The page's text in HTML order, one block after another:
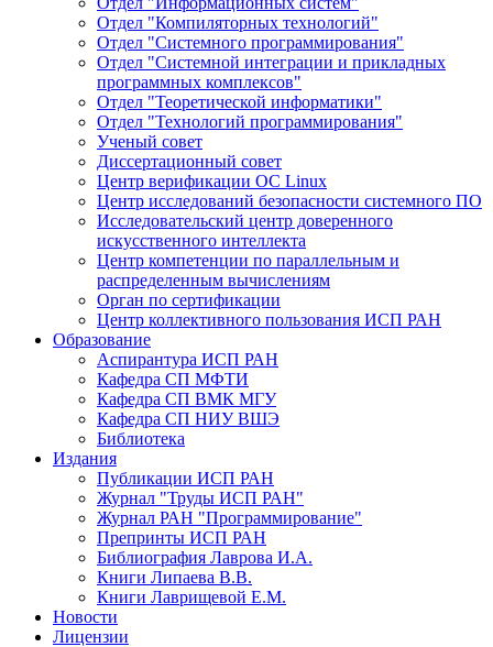
Отдел "Компиляторных технологий"
Отдел "Системного программирования"
Отдел "Системной интеграции и прикладных
программных комплексов"
Отдел "Теоретической информатики"
Отдел "Технологий программирования"
Ученый совет
Диссертационный совет
Центр верификации ОС Linux
Центр исследований безопасности системного ПО
Исследовательский центр доверенного
искусственного интеллекта
Центр компетенции по параллельным и
распределенным вычислениям
Орган по сертификации
Центр коллективного пользования ИСП РАН
Образование
Аспирантура ИСП РАН
Кафедра СП МФТИ
Кафедра СП ВМК МГУ
Кафедра СП НИУ ВШЭ
Библиотека
Издания
Публикации ИСП РАН
Журнал "Труды ИСП РАН"
Журнал РАН "Программирование"
Препринты ИСП РАН
Библиография Лаврова И.А.
Книги Липаева В.В.
Книги Лаврищевой Е.М.
Новости
Лицензии